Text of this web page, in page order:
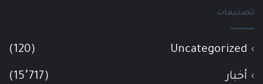
تصنيفات
Uncategorized
(120)
أخبار (15٬717)